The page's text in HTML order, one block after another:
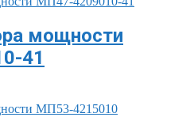
мощности
41